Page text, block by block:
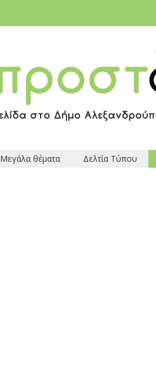
Μεγάλα θέματα Δελτία Τύπου